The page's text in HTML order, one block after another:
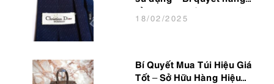
18/02/2025
Bí Quyết Mua Túi Hiệu Giá
Tốt – Sở Hữu Hàng Hiệu